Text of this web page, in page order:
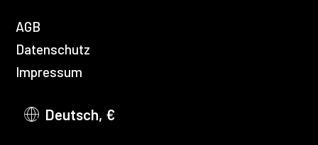
AGB
Datenschutz
Impressum
Deutsch, €